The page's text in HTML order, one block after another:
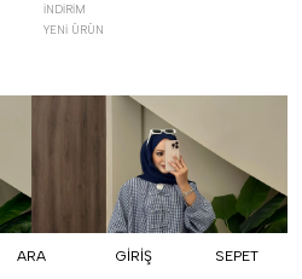
ARA GİRİŞ SEPET
İNDIRIM
YENI ÜRÜN